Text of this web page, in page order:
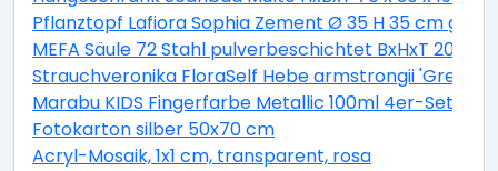
Pflanztopf Lafiora Sophia Zement Ø 35 H 35 cm grau
MEFA Säule 72 Stahl pulverbeschichtet BxHxT 205/
Strauchveronika FloraSelf Hebe armstrongii 'Green
Marabu KIDS Fingerfarbe Metallic 100ml 4er-Set
Fotokarton silber 50x70 cm
Acryl-Mosaik, 1x1 cm, transparent, rosa